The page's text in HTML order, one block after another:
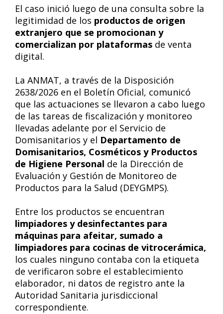
El caso inició luego de una consulta sobre la
legitimidad de los productos de origen
extranjero que se promocionan y
comercializan por plataformas de venta
digital.
La ANMAT, a través de la Disposición
2638/2026 en el Boletín Oficial, comunicó
que las actuaciones se llevaron a cabo luego
de las tareas de fiscalización y monitoreo
llevadas adelante por el Servicio de
Domisanitarios y el Departamento de
Domisanitarios, Cosméticos y Productos
de Higiene Personal de la Dirección de
Evaluación y Gestión de Monitoreo de
Productos para la Salud (DEYGMPS).
Entre los productos se encuentran
limpiadores y desinfectantes para
máquinas para afeitar, sumado a
limpiadores para cocinas de vitrocerámica,
los cuales ninguno contaba con la etiqueta
de verificaron sobre el establecimiento
elaborador, ni datos de registro ante la
Autoridad Sanitaria jurisdiccional
correspondiente.